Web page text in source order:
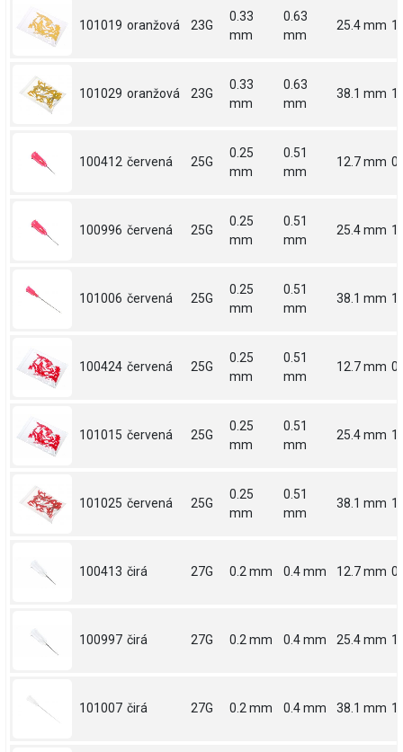
101019 oranžová 23G
0.33
mm
0.63
mm
25.4 mm 1
101029 oranžová 23G
0.33
mm
0.63
mm
38.1 mm
100412 červená 25G
0.25
mm
0.51
mm
12.7 mm
100996 červená 25G
0.25
mm
0.51
mm
25.4 mm 1
101006 červená 25G
0.25
mm
0.51
mm
38.1 mm
100424 červená 25G
0.25
mm
0.51
mm
12.7 mm
101015 červená 25G
0.25
mm
0.51
mm
25.4 mm 1
101025 červená 25G
0.25
mm
0.51
mm
38.1 mm
100413 čirá 27G 0.2 mm 0.4 mm 12.7 mm
100997 čirá 27G 0.2 mm 0.4 mm 25.4 mm 1
101007 čirá 27G 0.2 mm 0.4 mm 38.1 mm